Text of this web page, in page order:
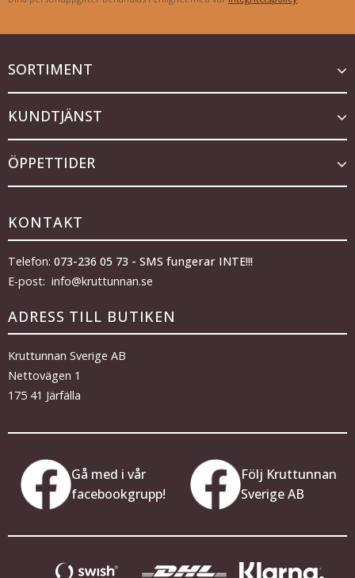
SORTIMENT
KUNDTJÄNST
ÖPPETTIDER
KONTAKT
Telefon: 073-236 05 73 - SMS fungerar INTE!!!
E-post: info@kruttunnan.se
ADRESS TILL BUTIKEN
Kruttunnan Sverige AB
Nettovägen 1
175 41 Järfälla
Gå med i vår
facebookgrupp!
Följ Kruttunnan
Sverige AB